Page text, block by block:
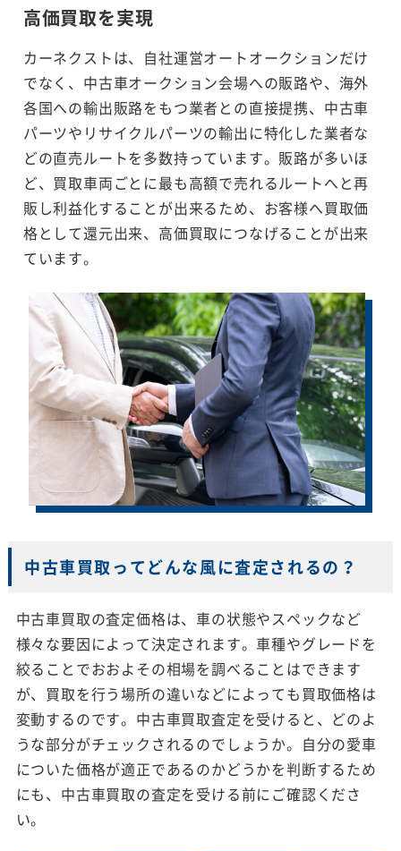
高価買取を実現
カーネクストは、自社運営オートオークションだけ
でなく、中古車オークション会場への販路や、海外
各国への輸出販路をもつ業者との直接提携、中古車
パーツやリサイクルパーツの輸出に特化した業者な
どの直売ルートを多数持っています。販路が多いほ
ど、買取車両ごとに最も高額で売れるルートへと再
販し利益化することが出来るため、お客様へ買取価
格として還元出来、高価買取につなげることが出来
ています。
中古車買取ってどんな風に査定されるの？
中古車買取の査定価格は、車の状態やスペックなど
様々な要因によって決定されます。車種やグレードを
絞ることでおおよその相場を調べることはできます
が、買取を行う場所の違いなどによっても買取価格は
変動するのです。中古車買取査定を受けると、どのよ
うな部分がチェックされるのでしょうか。自分の愛車
についた価格が適正であるのかどうかを判断するため
にも、中古車買取の査定を受ける前にご確認くださ
い。